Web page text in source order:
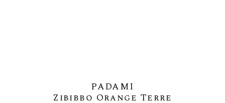
PADAMI
Zibibbo Orange Terre